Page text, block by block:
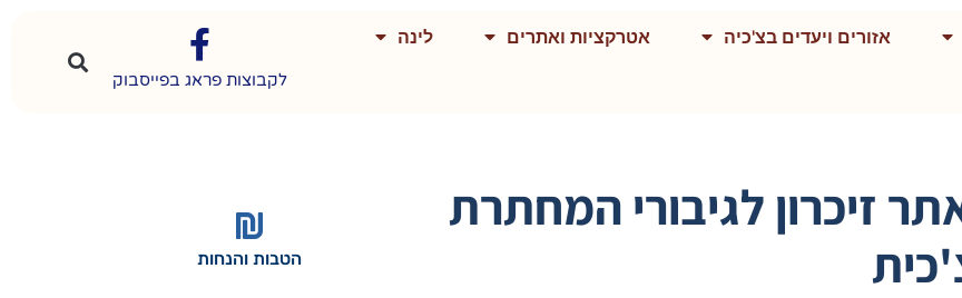
אזורים ויעדים בצ'כיה אטרקציות ואתרים לינה
לקבוצות פראג בפייסבוק
זיכרון לגיבורי המחתרת
הטבות והנחות